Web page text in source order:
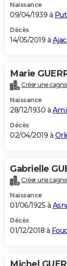
Naissance
09/04/1939 à
Décès
14/05/2019 à
Marie
Créer une
Naissance
28/12/1930 à
Décès
02/04/2019 à
Gabrielle
Créer une
Naissance
01/06/1925 à
Décès
01/12/2018 à